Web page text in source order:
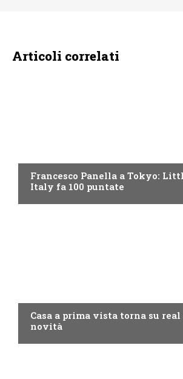
Articoli correlati
Francesco Panella a Tokyo:
Italy fa 100 puntate
Casa a prima vista torna su
novità